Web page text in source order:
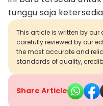
tunggu saja
This article is written by
carefully reviewed by our
the most accurate and
standards of quality,
Share Article